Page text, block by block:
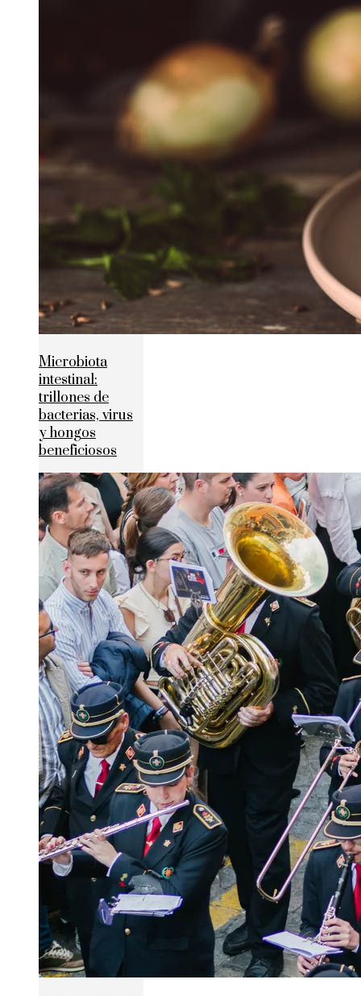
Microbiota
intestinal:
trillones de
bacterias, virus
y hongos
beneficiosos